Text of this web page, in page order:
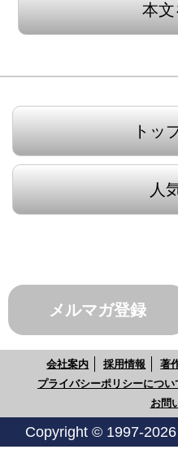
本文
トッ
人
メルマガ登録
会社案内 採用情報 著
プライバシーポリシーについ
お問
Copyright © 1997-